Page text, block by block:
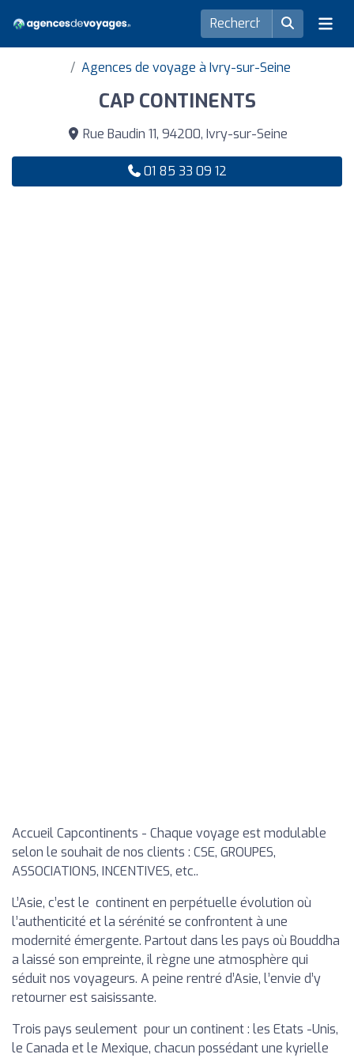
Agences de voyage à Ivry-sur-Seine
CAP CONTINENTS
Rue Baudin 11, 94200, Ivry-sur-Seine
01 85 33 09 12
Accueil Capcontinents - Chaque voyage est modulable
selon le souhait de nos clients : CSE, GROUPES,
ASSOCIATIONS, INCENTIVES, etc..
L’Asie, c’est le continent en perpétuelle évolution où
l’authenticité et la sérénité se confrontent à une
modernité émergente. Partout dans les pays où Bouddha
a laissé son empreinte, il règne une atmosphère qui
séduit nos voyageurs. A peine rentré d’Asie, l’envie d’y
retourner est saisissante.
Trois pays seulement pour un continent : les Etats -Unis,
le Canada et le Mexique, chacun possédant une kyrielle